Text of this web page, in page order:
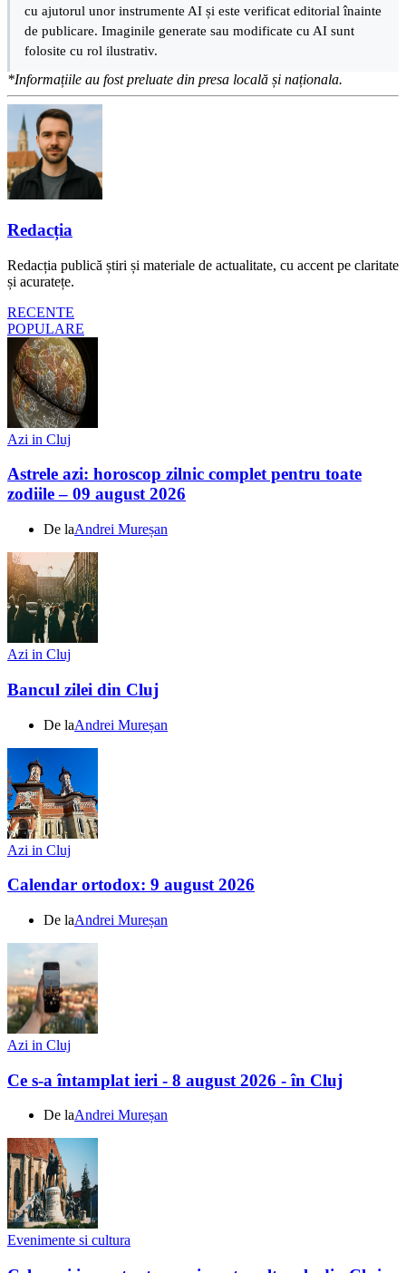
cu ajutorul unor instrumente AI și este verificat editorial înainte
de publicare. Imaginile generate sau modificate cu AI sunt
folosite cu rol ilustrativ.
*Informațiile au fost preluate din presa locală și naționala.
Redacția
Redacția publică știri și materiale de actualitate, cu accent pe claritate
și acuratețe.
RECENTE
POPULARE
Azi in Cluj
Astrele azi: horoscop zilnic complet pentru toate
zodiile – 09 august 2026
De laAndrei Mureșan
Azi in Cluj
Bancul zilei din Cluj
De laAndrei Mureșan
Azi in Cluj
Calendar ortodox: 9 august 2026
De laAndrei Mureșan
Azi in Cluj
Ce s-a întamplat ieri - 8 august 2026 - în Cluj
De laAndrei Mureșan
Evenimente si cultura